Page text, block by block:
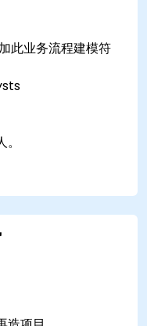
此业务流程建模符